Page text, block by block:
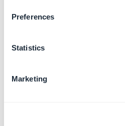
Preferences
Statistics
Marketing
3. Forneça um endereço de
6. Preencha o questionário e
8. Clique em "